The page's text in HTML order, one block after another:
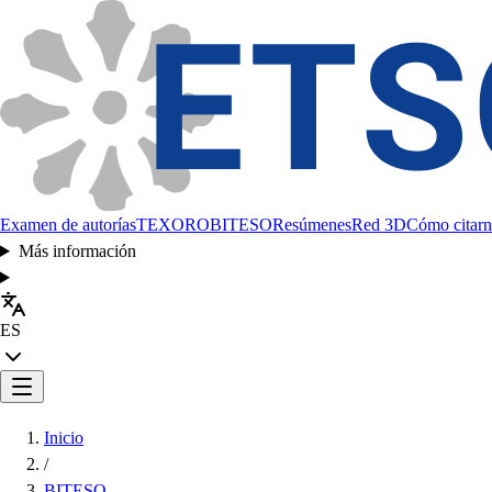
Examen de autoríasTEXOROBITESOResúmenesRed 3DCómo
Más información
ES
Inicio
/